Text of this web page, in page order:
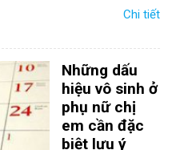
Chi tiết
Những dấu
hiệu vô sinh ở
phụ nữ chị
em cần đặc
biệt lưu ý